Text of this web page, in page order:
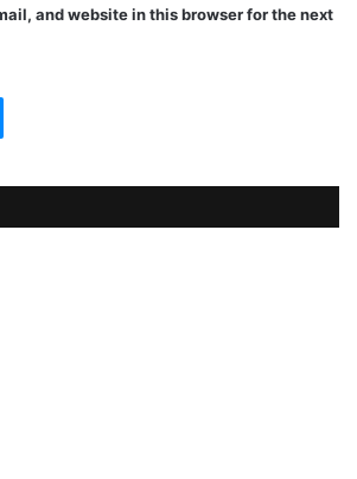
and website in this browser for the next